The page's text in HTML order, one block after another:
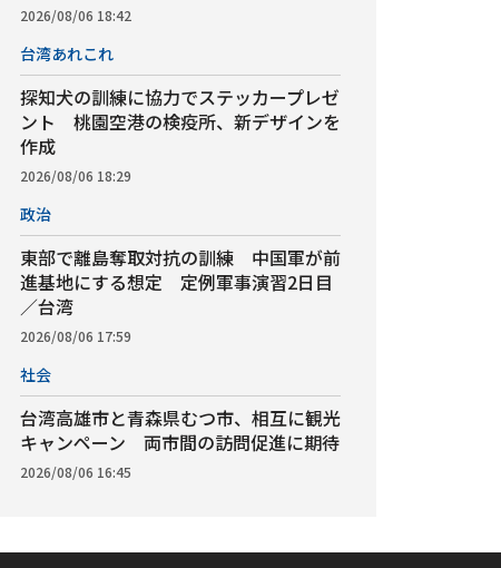
2026/08/06 18:42
台湾あれこれ
探知犬の訓練に協力でステッカープレゼ
ント 桃園空港の検疫所、新デザインを
作成
2026/08/06 18:29
政治
東部で離島奪取対抗の訓練 中国軍が前
進基地にする想定 定例軍事演習2日目
／台湾
2026/08/06 17:59
社会
台湾高雄市と青森県むつ市、相互に観光
キャンペーン 両市間の訪問促進に期待
2026/08/06 16:45